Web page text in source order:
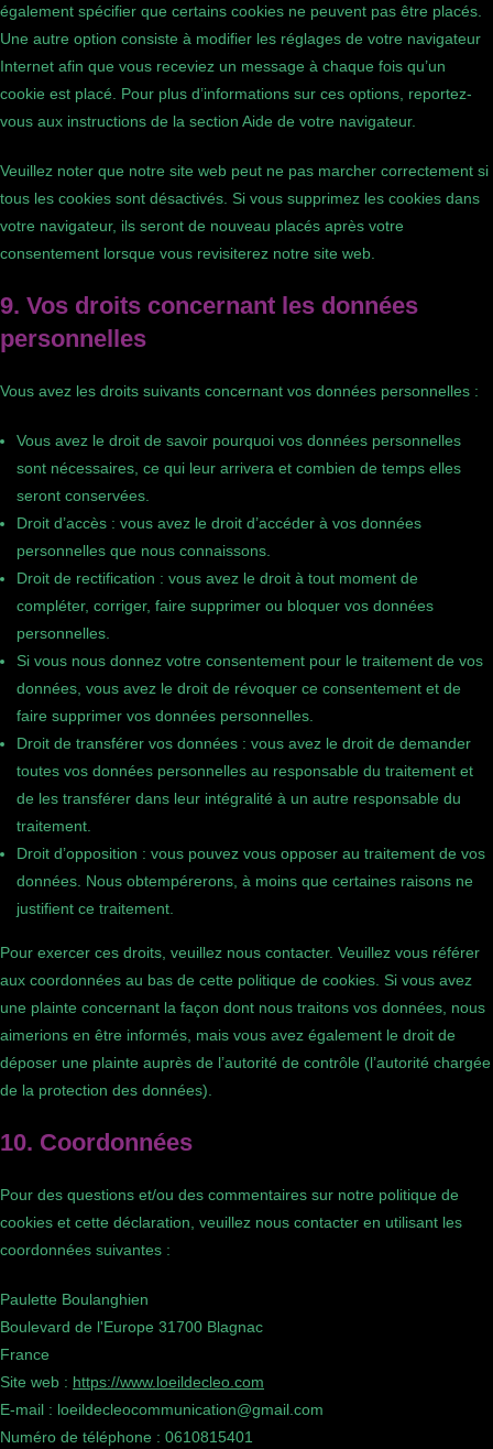
également spécifier que certains cookies ne peuvent pas être placés.
Une autre option consiste à modifier les réglages de votre navigateur
Internet afin que vous receviez un message à chaque fois qu’un
cookie est placé. Pour plus d’informations sur ces options, reportez-
vous aux instructions de la section Aide de votre navigateur.
Veuillez noter que notre site web peut ne pas marcher correctement si
tous les cookies sont désactivés. Si vous supprimez les cookies dans
votre navigateur, ils seront de nouveau placés après votre
consentement lorsque vous revisiterez notre site web.
9. Vos droits concernant les données
personnelles
Vous avez les droits suivants concernant vos données personnelles :
Vous avez le droit de savoir pourquoi vos données personnelles
sont nécessaires, ce qui leur arrivera et combien de temps elles
seront conservées.
Droit d’accès : vous avez le droit d’accéder à vos données
personnelles que nous connaissons.
Droit de rectification : vous avez le droit à tout moment de
compléter, corriger, faire supprimer ou bloquer vos données
personnelles.
Si vous nous donnez votre consentement pour le traitement de vos
données, vous avez le droit de révoquer ce consentement et de
faire supprimer vos données personnelles.
Droit de transférer vos données : vous avez le droit de demander
toutes vos données personnelles au responsable du traitement et
de les transférer dans leur intégralité à un autre responsable du
traitement.
Droit d’opposition : vous pouvez vous opposer au traitement de vos
données. Nous obtempérerons, à moins que certaines raisons ne
justifient ce traitement.
Pour exercer ces droits, veuillez nous contacter. Veuillez vous référer
aux coordonnées au bas de cette politique de cookies. Si vous avez
une plainte concernant la façon dont nous traitons vos données, nous
aimerions en être informés, mais vous avez également le droit de
déposer une plainte auprès de l’autorité de contrôle (l’autorité chargée
de la protection des données).
10. Coordonnées
Pour des questions et/ou des commentaires sur notre politique de
cookies et cette déclaration, veuillez nous contacter en utilisant les
coordonnées suivantes :
Paulette Boulanghien
Boulevard de l'Europe 31700 Blagnac
France
Site web : https://www.loeildecleo.com
E-mail : loeildecleocommunication@gmail.com
Numéro de téléphone : 0610815401